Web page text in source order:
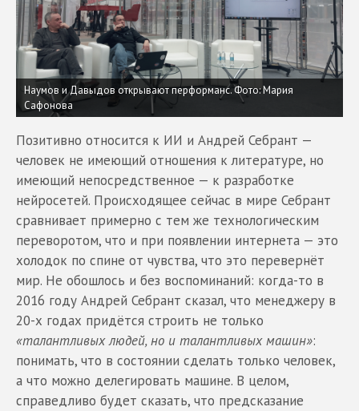
Наумов и Давыдов открывают перформанс.Фото: Мария
Сафонова
Позитивно относится к ИИ и Андрей Себрант —
человек не имеющий отношения к литературе, но
имеющий непосредственное — к разработке
нейросетей. Происходящее сейчас в мире Себрант
сравнивает примерно с тем же технологическим
переворотом, что и при появлении интернета — это
холодок по спине от чувства, что это перевернёт
мир. Не обошлось и без воспоминаний: когда-то в
2016 году Андрей Себрант сказал, что менеджеру в
20-х годах придётся строить не только
«талантливых людей, но и талантливых машин»:
понимать, что в состоянии сделать только человек,
а что можно делегировать машине. В целом,
справедливо будет сказать, что предсказание